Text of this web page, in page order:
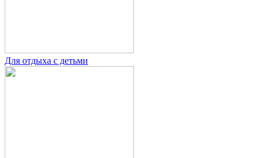
Для отдыха с детьми